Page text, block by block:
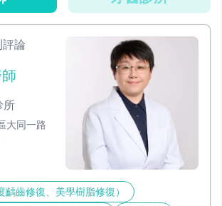
評論
所
大同一路
齲齒修復、美學樹脂修復）